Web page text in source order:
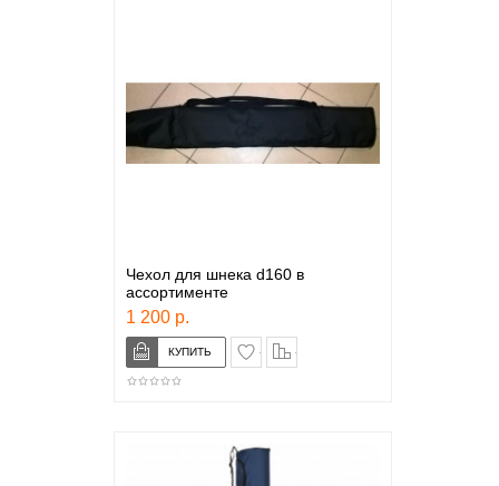
Чехол для шнека d160 в
ассортименте
1 200 р.
в закладки